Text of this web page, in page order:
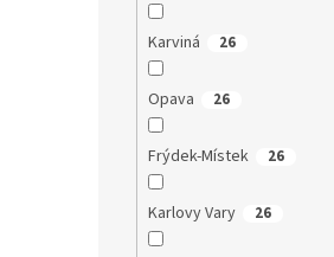
Karviná 26
Opava 26
Frýdek-Místek 26
Karlovy Vary 26